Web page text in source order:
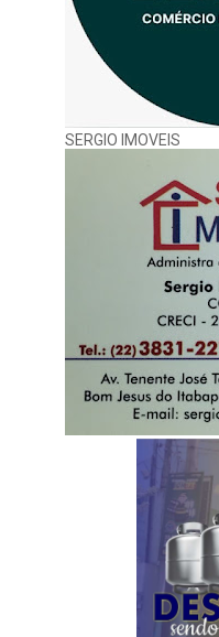
SERGIO IMOVEIS